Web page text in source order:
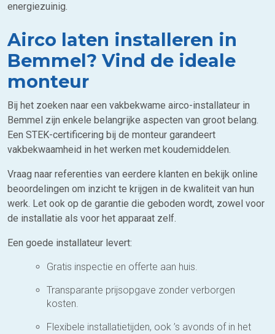
energiezuinig.
Airco laten installeren in
Bemmel? Vind de ideale
monteur
Bij het zoeken naar een vakbekwame airco-installateur in
Bemmel zijn enkele belangrijke aspecten van groot belang.
Een STEK-certificering bij de monteur garandeert
vakbekwaamheid in het werken met koudemiddelen.
Vraag naar referenties van eerdere klanten en bekijk online
beoordelingen om inzicht te krijgen in de kwaliteit van hun
werk. Let ook op de garantie die geboden wordt, zowel voor
de installatie als voor het apparaat zelf.
Een goede installateur levert:
Gratis inspectie en offerte aan huis.
Transparante prijsopgave zonder verborgen
kosten.
Flexibele installatietijden, ook ’s avonds of in het